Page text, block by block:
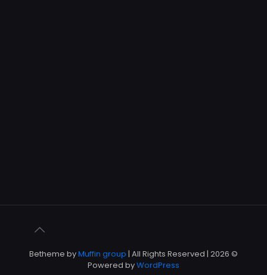
© 2026 Betheme by
Muffin group | All Rights Reserved |
Powered byWordPress